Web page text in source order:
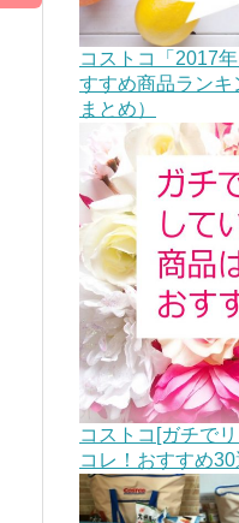
コストコ「2017
すすめ商品ラン
まとめ）
コストコ[ガチで
コレ！おすすめ30